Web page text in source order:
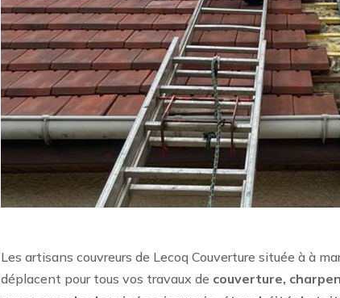
Les artisans couvreurs de Lecoq Couverture située à à
déplacent pour tous vos travaux de couverture,